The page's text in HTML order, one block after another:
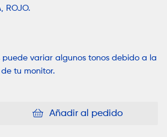
ROJO.
puede variar algunos tonos debido a la
tu monitor.
Añadir al pedido